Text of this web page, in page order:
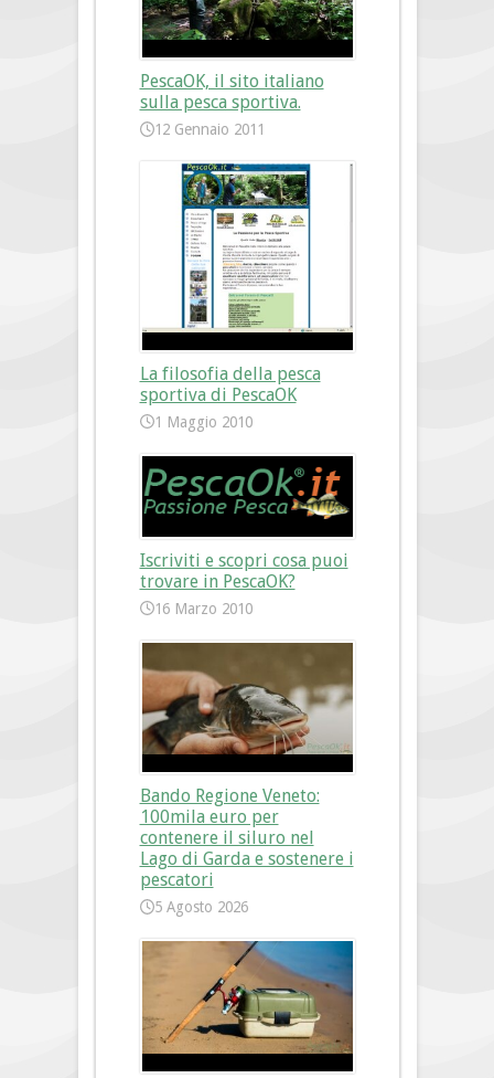
PescaOK, il sito italiano
sulla pesca sportiva.
12 Gennaio 2011
La filosofia della pesca
sportiva di PescaOK
1 Maggio 2010
Iscriviti e scopri cosa puoi
trovare in PescaOK?
16 Marzo 2010
Bando Regione Veneto:
100mila euro per
contenere il siluro nel
Lago di Garda e sostenere i
pescatori
5 Agosto 2026